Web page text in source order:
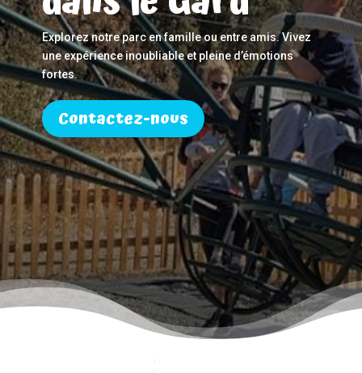
Explorez notre parc en famille ou entre amis. Vivez
une expérience inoubliable et pleine d’émotions
fortes.
Contactez-nous